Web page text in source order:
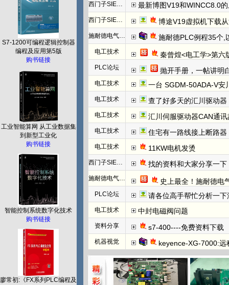
S7-1200可编程逻辑控制器
编程及应用第5版
购书链接
工业智能算网 从工业数据集
到新型工业化
购书链接
智能控制系统数字化技术
购书链接
廖常初:《FX系列PLC编程及
西门子SIEMENS 最新博图V19和WINCC8.0
西门子SIEMENS 博途V19虚拟机下载
施耐德电气PLC 施耐德PLC例程35个,
电工技术 秦曾煌<电工学>第六
PLC论坛 抛开手册，一帖讲明白欧姆龙NC
电工技术 一台 SGDM-50ADA-V安
电工技术 查了好多天的汇川驱动
电工技术 汇川伺服驱动器CAN通讯
电工技术 住宅有一路线接上断路
电工技术 11KW电机发烫
西门子SIEMENS 找的资料和大家分享一下：西门子
施耐德电气PLC 史上最全！施耐德电
PLC论坛 请各位高手帮忙分析一下汇川（
电工技术 中封电磁阀问题
资料分享 s7-400----免费资料下载
机器视觉 keyence-XG-7000:远